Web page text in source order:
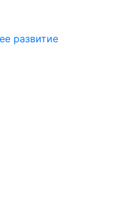
развитие